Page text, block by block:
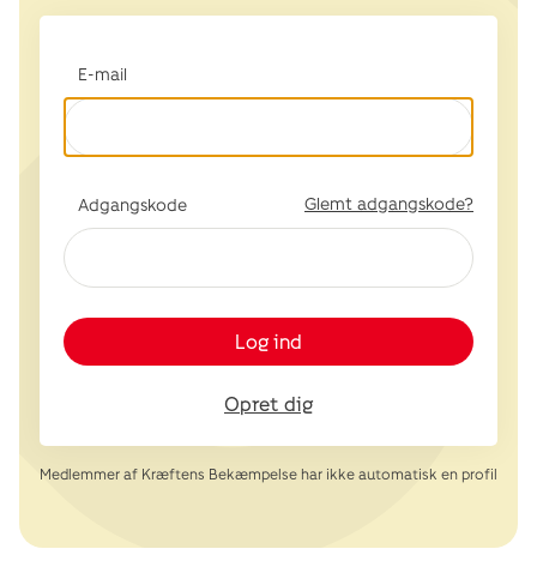
E-mail
Adgangskode Glemt adgangskode?
Log ind
Opret dig
Medlemmer af Kræftens Bekæmpelse har ikke automatisk en profil